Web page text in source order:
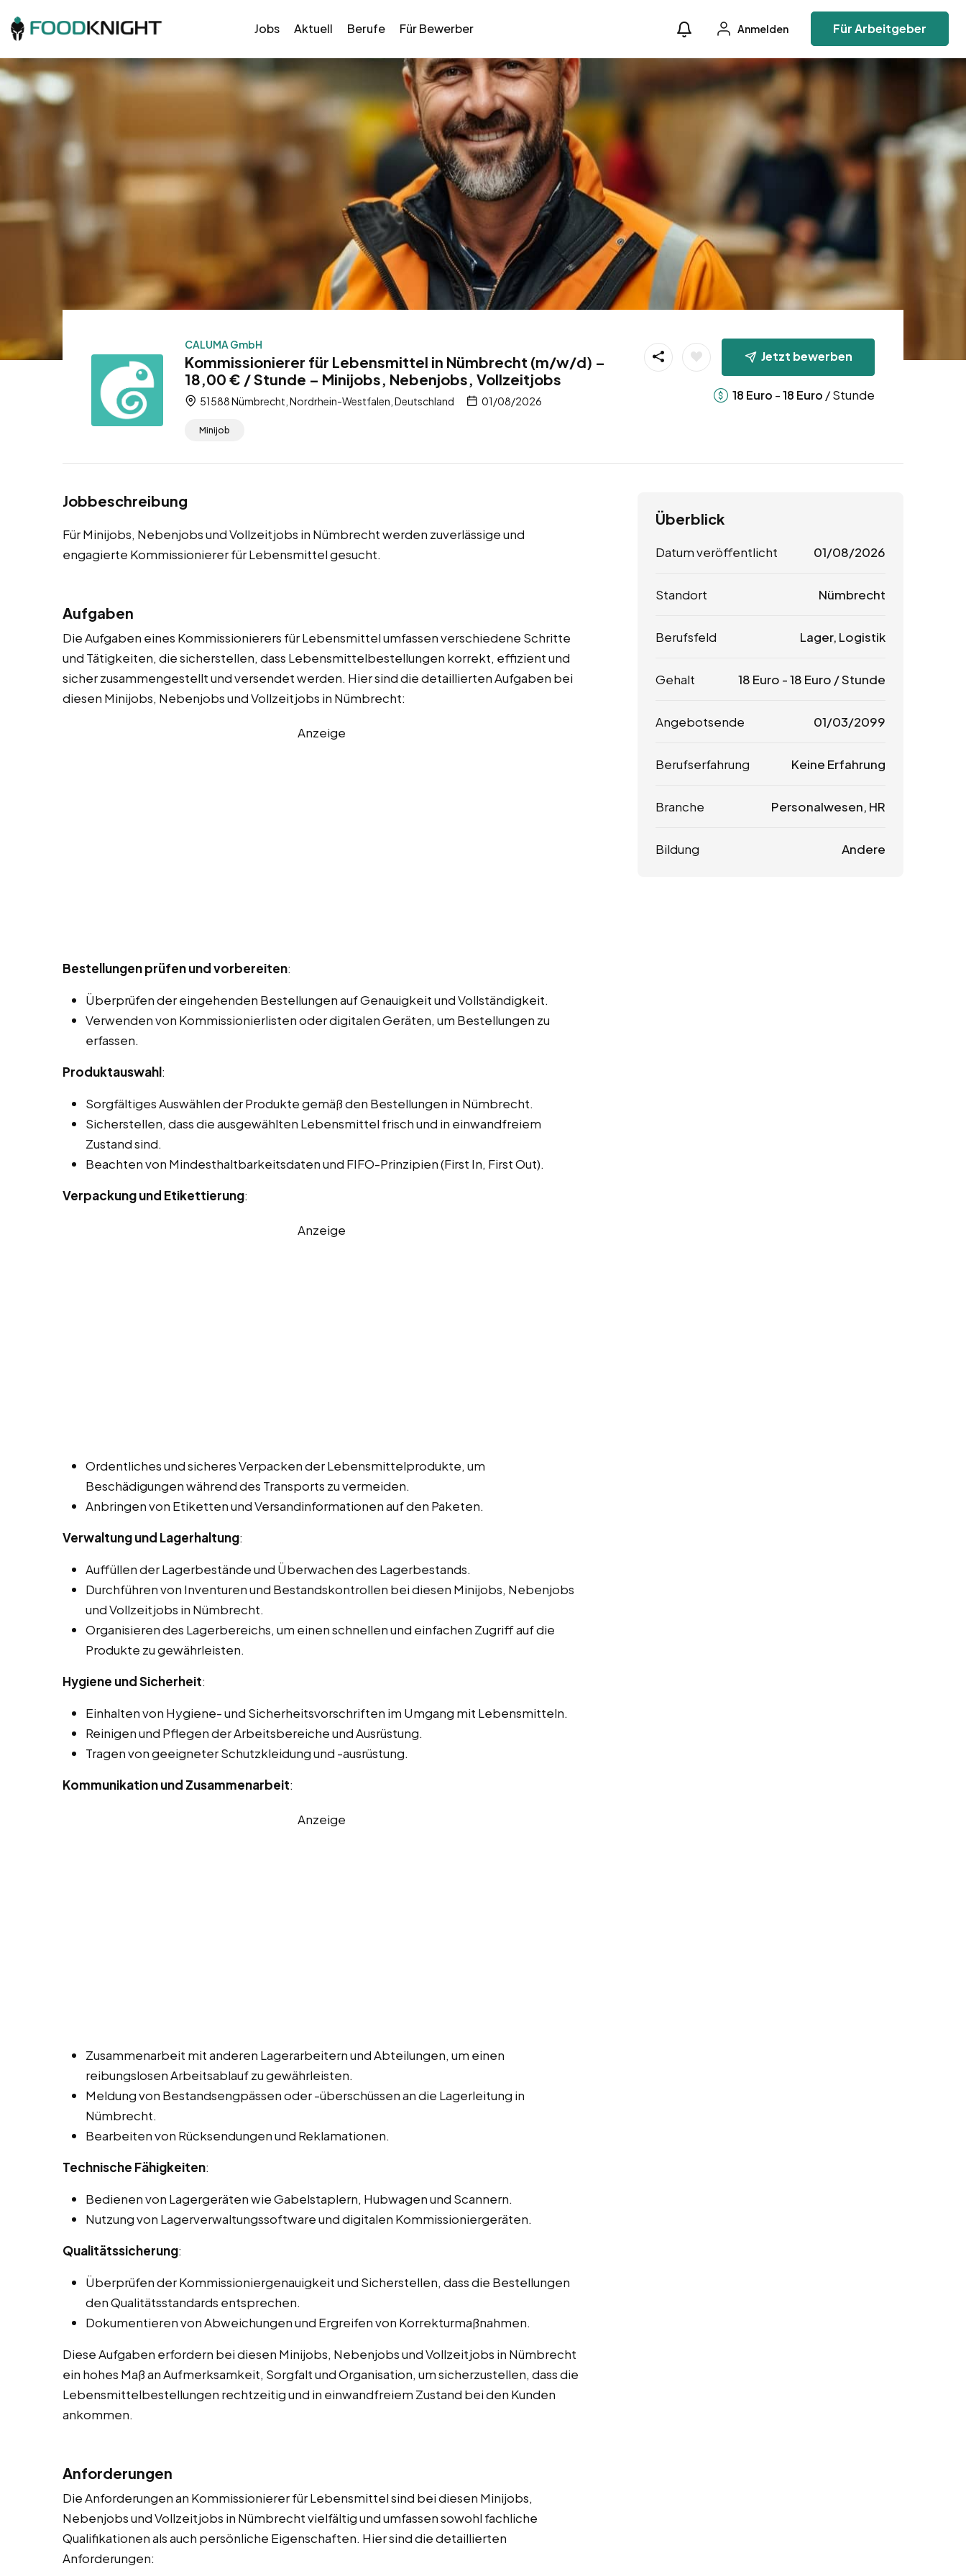
Jobs Aktuell Berufe Für Bewerber Anmelden Für Arbeitgeber
CALUMA GmbH
Kommissionierer für Lebensmittel in Nümbrecht (m/w/d) –
18,00 € / Stunde – Minijobs, Nebenjobs, Vollzeitjobs
51588 Nümbrecht, Nordrhein-Westfalen, Deutschland 01/08/2026
Minijob
Jetzt bewerben
18 Euro -18 Euro / Stunde
Jobbeschreibung
Für Minijobs, Nebenjobs und Vollzeitjobs in Nümbrecht werden zuverlässige und
engagierte Kommissionierer für Lebensmittel gesucht.
Aufgaben
Die Aufgaben eines Kommissionierers für Lebensmittel umfassen verschiedene Schritte
und Tätigkeiten, die sicherstellen, dass Lebensmittelbestellungen korrekt, effizient und
sicher zusammengestellt und versendet werden. Hier sind die detaillierten Aufgaben bei
diesen Minijobs, Nebenjobs und Vollzeitjobs in Nümbrecht:
Anzeige
Bestellungen prüfen und vorbereiten:
Überprüfen der eingehenden Bestellungen auf Genauigkeit und Vollständigkeit.
Verwenden von Kommissionierlisten oder digitalen Geräten, um Bestellungen zu
erfassen.
Produktauswahl:
Sorgfältiges Auswählen der Produkte gemäß den Bestellungen in Nümbrecht.
Sicherstellen, dass die ausgewählten Lebensmittel frisch und in einwandfreiem
Zustand sind.
Beachten von Mindesthaltbarkeitsdaten und FIFO-Prinzipien (First In, First Out).
Verpackung und Etikettierung:
Anzeige
Ordentliches und sicheres Verpacken der Lebensmittelprodukte, um
Beschädigungen während des Transports zu vermeiden.
Anbringen von Etiketten und Versandinformationen auf den Paketen.
Verwaltung und Lagerhaltung:
Auffüllen der Lagerbestände und Überwachen des Lagerbestands.
Durchführen von Inventuren und Bestandskontrollen bei diesen Minijobs, Nebenjobs
und Vollzeitjobs in Nümbrecht.
Organisieren des Lagerbereichs, um einen schnellen und einfachen Zugriff auf die
Produkte zu gewährleisten.
Hygiene und Sicherheit:
Einhalten von Hygiene- und Sicherheitsvorschriften im Umgang mit Lebensmitteln.
Reinigen und Pflegen der Arbeitsbereiche und Ausrüstung.
Tragen von geeigneter Schutzkleidung und -ausrüstung.
Kommunikation und Zusammenarbeit:
Anzeige
Zusammenarbeit mit anderen Lagerarbeitern und Abteilungen, um einen
reibungslosen Arbeitsablauf zu gewährleisten.
Meldung von Bestandsengpässen oder -überschüssen an die Lagerleitung in
Nümbrecht.
Bearbeiten von Rücksendungen und Reklamationen.
Technische Fähigkeiten:
Bedienen von Lagergeräten wie Gabelstaplern, Hubwagen und Scannern.
Nutzung von Lagerverwaltungssoftware und digitalen Kommissioniergeräten.
Qualitätssicherung:
Überprüfen der Kommissioniergenauigkeit und Sicherstellen, dass die Bestellungen
den Qualitätsstandards entsprechen.
Dokumentieren von Abweichungen und Ergreifen von Korrekturmaßnahmen.
Diese Aufgaben erfordern bei diesen Minijobs, Nebenjobs und Vollzeitjobs in Nümbrecht
ein hohes Maß an Aufmerksamkeit, Sorgfalt und Organisation, um sicherzustellen, dass die
Lebensmittelbestellungen rechtzeitig und in einwandfreiem Zustand bei den Kunden
ankommen.
Anforderungen
Die Anforderungen an Kommissionierer für Lebensmittel sind bei diesen Minijobs,
Nebenjobs und Vollzeitjobs in Nümbrecht vielfältig und umfassen sowohl fachliche
Qualifikationen als auch persönliche Eigenschaften. Hier sind die detaillierten
Anforderungen:
Überblick
Datum veröffentlicht 01/08/2026
Standort Nümbrecht
Berufsfeld Lager, Logistik
Gehalt 18 Euro -18 Euro / Stunde
Angebotsende 01/03/2099
Berufserfahrung Keine Erfahrung
Branche Personalwesen, HR
Bildung Andere